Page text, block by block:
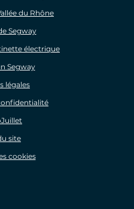
du Rhône
Segway
électrique
Segway
légales
site
cookies